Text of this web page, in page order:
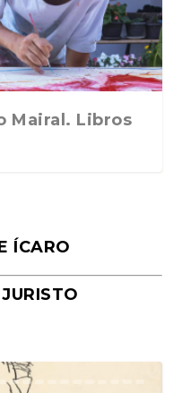
Mairal. Libros
ÍCARO